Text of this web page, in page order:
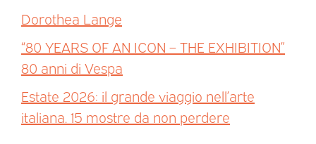
Dorothea Lange
“80 YEARS OF AN ICON – THE EXHIBITION”
80 anni di Vespa
Estate 2026: il grande viaggio nell’arte
italiana. 15 mostre da non perdere